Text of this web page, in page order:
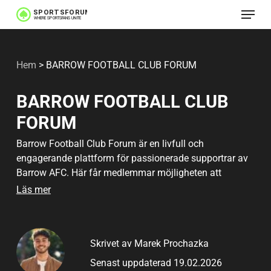
Hoppa
till
Meny
Hem >BARROW FOOTBALL CLUB FORUM
BARROW FOOTBALL CLUB
FORUM
Barrow Football Club Forum är en livfull och
engagerande plattform för passionerade supportrar av
Barrow AFC. Här får medlemmar möjligheten att
diskutera allt från djupgående matchanalyser till
tankar och få insikter från likasinnade över hela
världen. Denna community är inte bara en plats för
diskussioner utan också ett nav för att bygga starka
Läs mer
Skrivet av Marek Prochazka
Senast uppdaterad 19.02.2026